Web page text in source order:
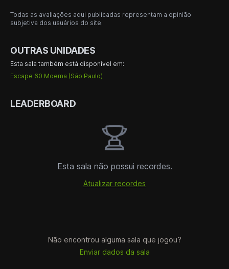
Todas as avaliações aqui publicadas representam a opinião
subjetiva dos usuários do site.
OUTRAS UNIDADES
Esta sala também está disponível em:
Escape 60 Moema (São Paulo)
LEADERBOARD
Esta sala não possui recordes.
Atualizar recordes
Não encontrou alguma sala que jogou?
Enviar dados da sala